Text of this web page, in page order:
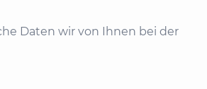
Daten wir von Ihnen bei der